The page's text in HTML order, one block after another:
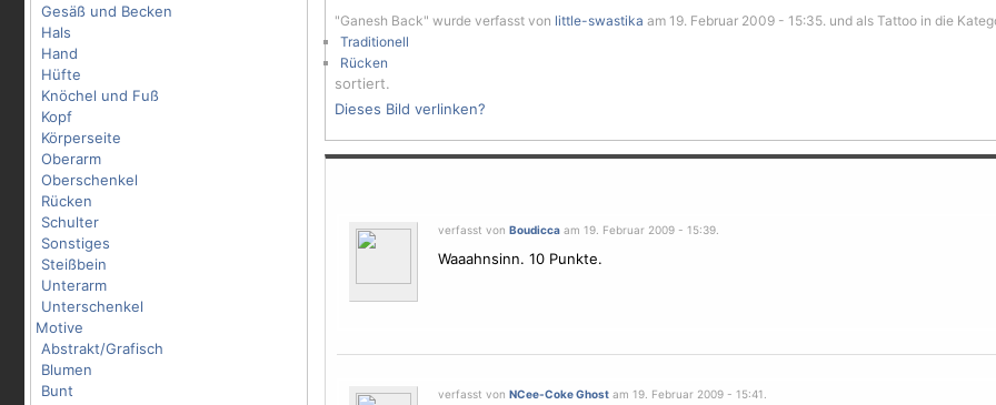
Gesäß und Becken
Hals
Hand
Hüfte
Knöchel und Fuß
Kopf
Körperseite
Oberarm
Oberschenkel
Rücken
Schulter
Sonstiges
Steißbein
Unterarm
Unterschenkel
Motive
Abstrakt/Grafisch
Blumen
Bunt
"Ganesh Back" wurde verfasst von little-swastika am 19. Februar 2009 - 15:35. und als Tattoo in die
Traditionell
Rücken
sortiert.
Dieses Bild verlinken?
verfasst von Boudiccaam 19. Februar 2009 - 15:39.
Waaahnsinn. 10 Punkte.
verfasst von NCee-Coke Ghostam 19. Februar 2009 - 15:41.